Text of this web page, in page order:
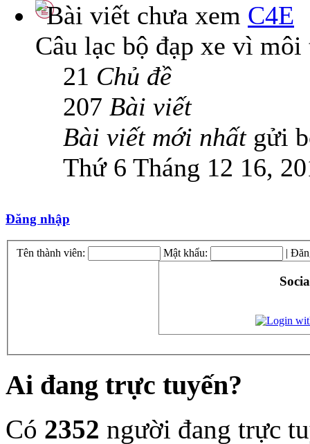
C4E
Câu lạc bộ đạp xe vì
21 Chủ đề
207 Bài viết
Bài viết mới nhấtgửi
Thứ 6 Tháng 12 16,
Đăng nhập
Tên thành viên: Mật khẩu: |
Ai đang trực tuyến?
Có 2352 người đang trực